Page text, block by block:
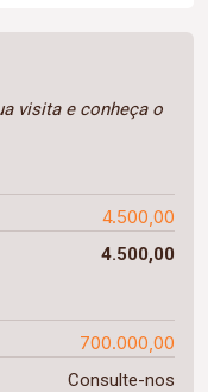
visita e conheça o
4.500,00
4.500,00
700.000,00
Consulte-nos